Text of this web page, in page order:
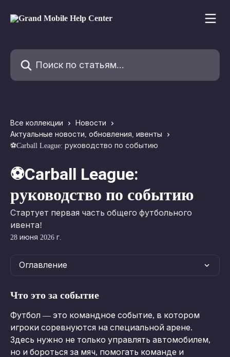
Поиск по статьям...
Все коллекции
Новости
Актуальные новости, обновления, ивенты
⚽Carball League: руководство по событию
⚽Carball League:
руководство по событию
Стартует первая часть общего футбольного
ивента!
28 июня 2026 г.
Оглавление
Что это за событие
Футбол — это командное событие, в котором
игроки соревнуются на специальной арене.
Здесь нужно не только управлять автомобилем,
но и бороться за мяч, помогать команде и